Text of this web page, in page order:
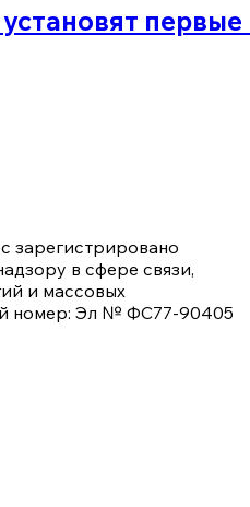
зарегистрировано
в сфере связи,
и массовых
номер: Эл № ФС77-90405